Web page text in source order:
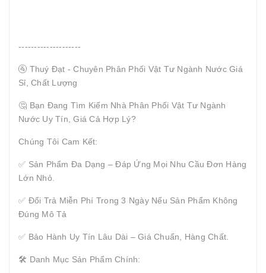
--------------------
🚰 Thuý Đạt - Chuyên Phân Phối Vật Tư Ngành Nước Giá
Sỉ, Chất Lượng
🤔 Bạn Đang Tìm Kiếm Nhà Phân Phối Vật Tư Ngành
Nước Uy Tín, Giá Cả Hợp Lý?
Chúng Tôi Cam Kết:
✅ Sản Phẩm Đa Dạng – Đáp Ứng Mọi Nhu Cầu Đơn Hàng
Lớn Nhỏ.
✅ Đổi Trả Miễn Phí Trong 3 Ngày Nếu Sản Phẩm Không
Đúng Mô Tả
✅ Bảo Hành Uy Tín Lâu Dài – Giá Chuẩn, Hàng Chất.
🛠 Danh Mục Sản Phẩm Chính: